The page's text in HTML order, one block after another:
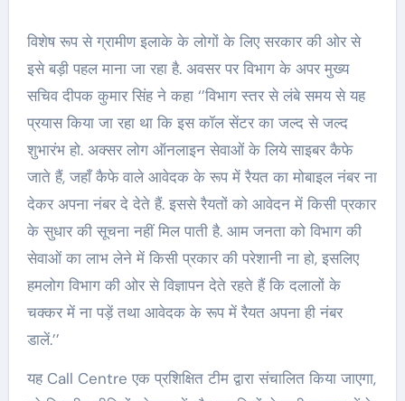
विशेष रूप से ग्रामीण इलाके के लोगों के लिए सरकार की ओर से
इसे बड़ी पहल माना जा रहा है. अवसर पर विभाग के अपर मुख्य
सचिव दीपक कुमार सिंह ने कहा ‘’विभाग स्तर से लंबे समय से यह
प्रयास किया जा रहा था कि इस कॉल सेंटर का जल्द से जल्द
शुभारंभ हो. अक्सर लोग ऑनलाइन सेवाओं के लिये साइबर कैफे
जाते हैं, जहाँ कैफे वाले आवेदक के रूप में रैयत का मोबाइल नंबर ना
देकर अपना नंबर दे देते हैं. इससे रैयतों को आवेदन में किसी प्रकार
के सुधार की सूचना नहीं मिल पाती है. आम जनता को विभाग की
सेवाओं का लाभ लेने में किसी प्रकार की परेशानी ना हो, इसलिए
हमलोग विभाग की ओर से विज्ञापन देते रहते हैं कि दलालों के
चक्कर में ना पड़ें तथा आवेदक के रूप में रैयत अपना ही नंबर
डालें.’’
यह Call Centre एक प्रशिक्षित टीम द्वारा संचालित किया जाएगा,